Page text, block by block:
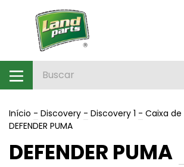
Início - Discovery - Discovery 1 - Caixa
DEFENDER PUMA
DEFENDER PUMA